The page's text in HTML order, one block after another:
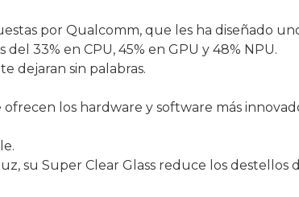
por Qualcomm, que les ha diseñado
33% en CPU, 45% en GPU y 48% NPU.
dejaran sin palabras.
los hardware y software más
su Super Clear Glass reduce los destellos